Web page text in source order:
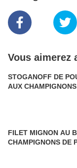
Vous aimerez
STOGANOFF DE
AUX
FILET MIGNON AU
CHAMPIGNONS DE